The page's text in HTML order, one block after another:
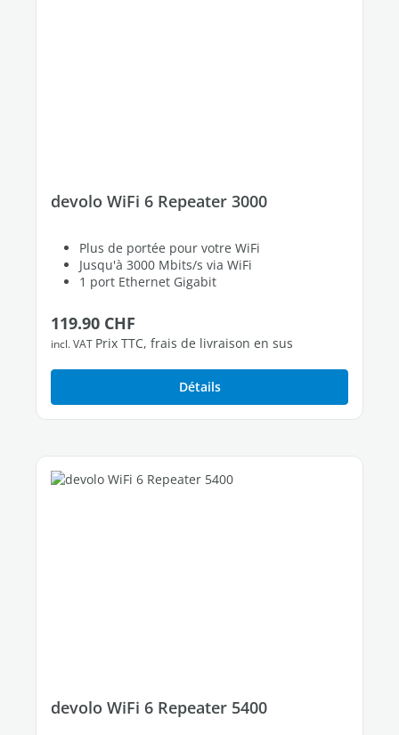
devolo WiFi 6 Repeater 3000
Plus de portée pour votre WiFi
Jusqu'à 3000 Mbits/s via WiFi
1 port Ethernet Gigabit
Prix régulier :
119.90 CHF
incl. VAT Prix TTC, frais de livraison en sus
Détails
devolo WiFi 6 Repeater 5400